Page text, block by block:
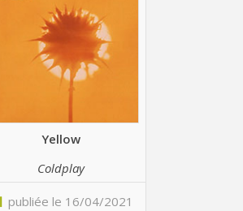
Yellow
Coldplay
publiée le 16/04/2021